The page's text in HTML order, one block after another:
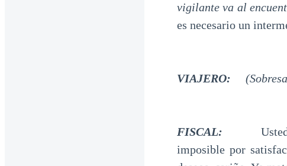
vigilante va al
es necesario un
VIAJERO:
FISCAL: Usted
imposible por